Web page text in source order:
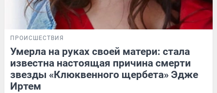
ПРОИСШЕСТВИЯ
Умерла на руках своей матери: стала
известна настоящая причина смерти
звезды «Клюквенного щербета» Эдже
Иртем